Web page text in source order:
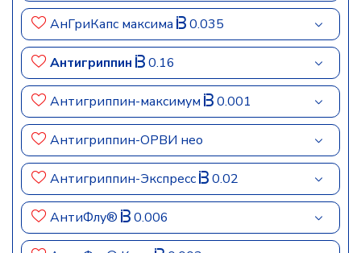
АнГриКапс максима 0.035
Антигриппин 0.16
Антигриппин-максимум 0.001
Антигриппин-ОРВИ нео
Антигриппин-Экспресс 0.02
АнтиФлу® 0.006